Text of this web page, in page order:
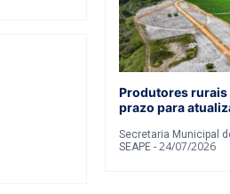
Produtores rurais
prazo para
Secretaria Municipal
SEAPE - 24/07/2026